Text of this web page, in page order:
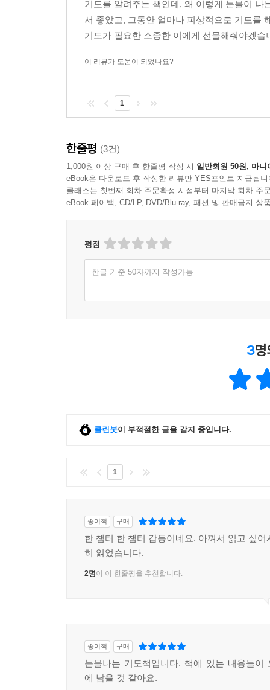
기도를 알려주는 책인데, 왜 이렇게 눈물이
서 좋았고, 그동안 얼마나 피상적으로 기도를
기도가 필요한 소중한 이에게 선물해줘야겠습
이 리뷰가 도움이 되었나요?
1
한줄평 (3건)
1,000원 이상 구매 후 한줄평 작성 시 일반회원 50원, 마니
eBook은 다운로드 후 작성한 리뷰만 YES포인트 지급됩니
클래스는 첫번째 회차 주문확정 시점부터 마지막 회차 주
eBook 페이백, CD/LP, DVD/Blu-ray, 패션 및 판매금지 상
평점
한글 기준 50자까지 작성가능
3
클린봇이 부적절한 글을 감지 중입니다.
1
종이책 구매
한 챕터 한 챕터 감동이네요. 아껴서 읽고 싶어
히 읽었습니다.
2명이 이 한줄평을 추천합니다.
종이책 구매
눈물나는 기도책입니다. 책에 있는 내용들이
에 남을 것 같아요.